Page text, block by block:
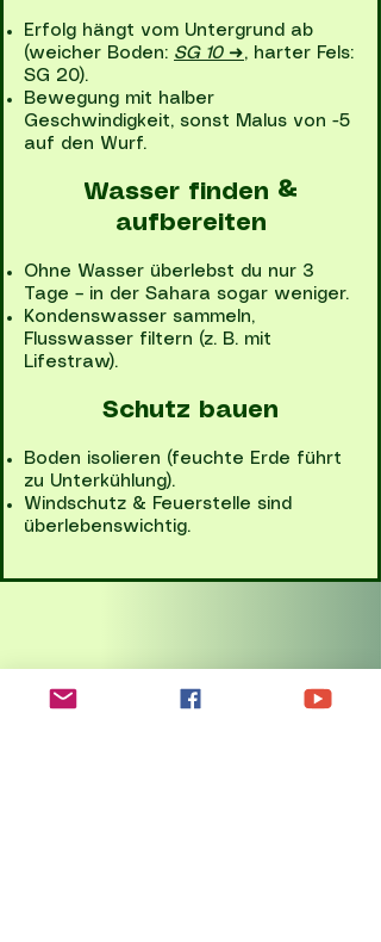
Erfolg hängt vom Untergrund ab
(weicher Boden: SG 10 ➜, harter Fels:
SG 20).
Bewegung mit halber
Geschwindigkeit, sonst Malus von -5
auf den Wurf.
Wasser finden &
aufbereiten
Ohne Wasser überlebst du nur 3
Tage – in der Sahara sogar weniger.
Kondenswasser sammeln,
Flusswasser filtern (z. B. mit
Lifestraw).
Schutz bauen
Boden isolieren (feuchte Erde führt
zu Unterkühlung).
Windschutz & Feuerstelle sind
überlebenswichtig.